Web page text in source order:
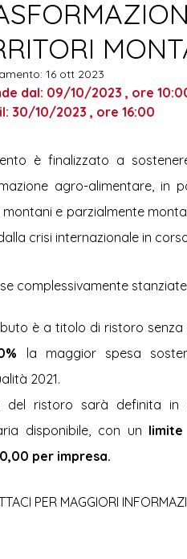
Sport
16 ott 2023
dal: 09/10/2023 , ore
30/10/2023 , ore 16:00
è finalizzato a
agro-alimentare, in
montani e parzialmente
crisi internazionale in
complessivamente
è a titolo di ristoro
la maggior spesa
2021.
del ristoro sarà definita in
disponibile, con un
per impresa.
PER MAGGIORI